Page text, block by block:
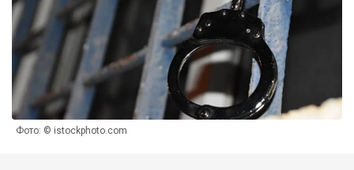
Фото: © istockphoto.com